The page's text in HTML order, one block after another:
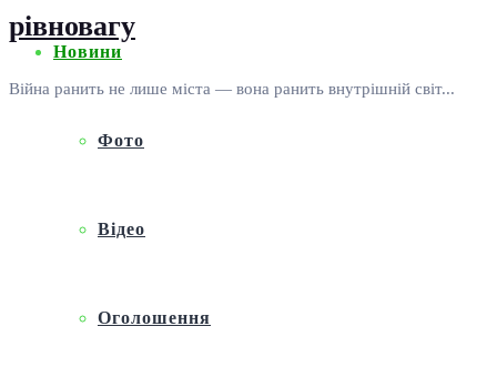
Новини
Фото
Відео
Оголошення
рівновагу
Війна ранить не лише міста — вона ранить внутрішній світ...